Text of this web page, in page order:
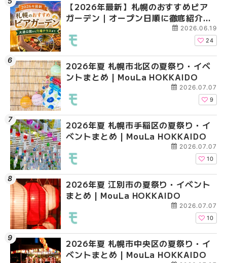
【2026年最新】札幌のおすすめビア
ガーデン｜オープン日順に徹底紹介！
大通公園から穴場テラスまで | MouLa
HOKKAIDO
2026.06.19
24
2026年夏 札幌市北区の夏祭り・イベ
ントまとめ | MouLa HOKKAIDO
2026.07.07
9
2026年夏 札幌市手稲区の夏祭り・イ
ベントまとめ | MouLa HOKKAIDO
2026.07.07
10
2026年夏 江別市の夏祭り・イベント
まとめ | MouLa HOKKAIDO
2026.07.07
10
2026年夏 札幌市中央区の夏祭り・イ
ベントまとめ | MouLa HOKKAIDO
2026年夏 札幌市北区
ントまとめ | MouLa
2026年夏 札幌市清田
ベントまとめ |
2026年夏 札幌市豊平
ベントまとめ |
2026年夏 札幌市南区
ントまとめ | MouLa
2026年夏 札幌市中央
ベントまとめ |
2026年夏 札幌市手稲
ベントまとめ |
2026年夏 札幌市清田
ベントまとめ |
札幌の麻辣湯（マーラ
め専門店6選！本場の
新店まで徹底比較 |
2026年夏 札幌市豊平
ベントまとめ |
【新千歳空港】新カー
業。「SUPER